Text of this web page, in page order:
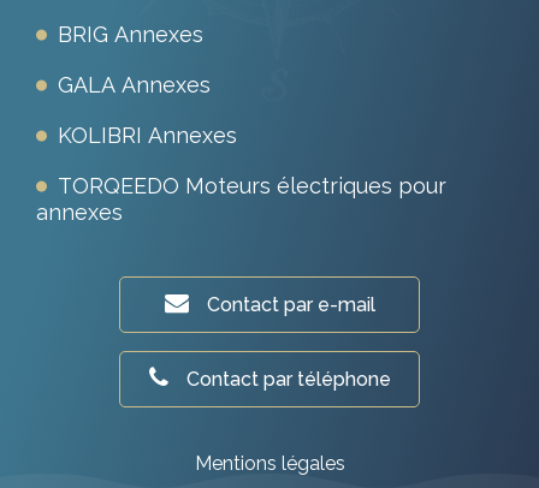
BRIG Annexes
GALA Annexes
KOLIBRI Annexes
TORQEEDO Moteurs électriques pour
annexes
Contact par e-mail
Contact par téléphone
Mentions légales